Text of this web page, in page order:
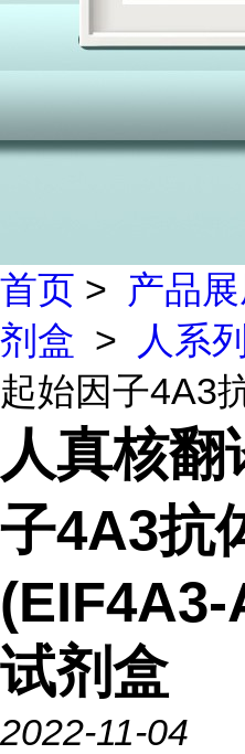
首页 > 产品
剂盒 > 人系列
起始因子4A3
人真核翻
子4A3抗
试剂盒
2022-11-04